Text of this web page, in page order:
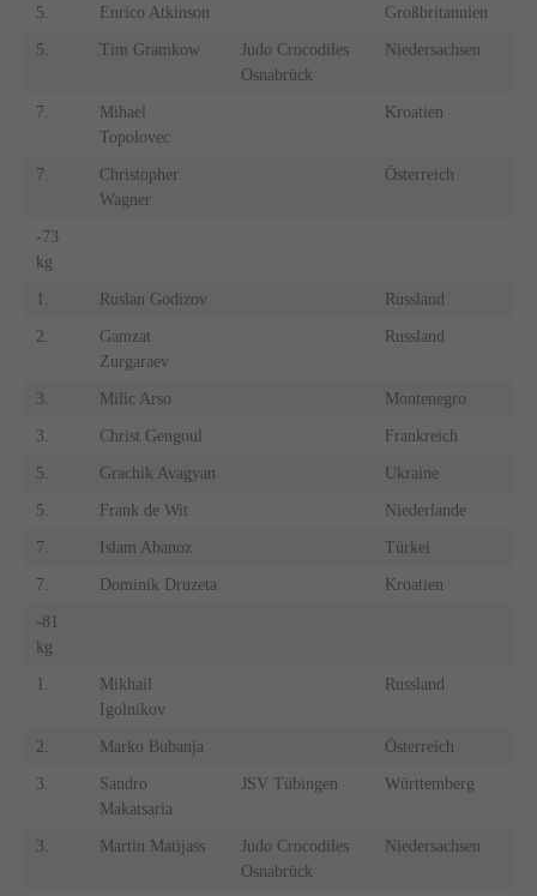
5. Enrico Atkinson Großbritannien
5. Tim Gramkow
Judo Crocodiles
Osnabrück
Niedersachsen
7.
Mihael
Topolovec
Kroatien
7.
Christopher
Wagner
Österreich
-73
kg
1. Ruslan Godizov Russland
2.
Gamzat
Zurgaraev
Russland
3. Milic Arso Montenegro
3. Christ Gengoul Frankreich
5. Grachik Avagyan Ukraine
5. Frank de Wit Niederlande
7. Islam Abanoz Türkei
7. Dominik Druzeta Kroatien
-81
kg
1.
Mikhail
Igolnikov
Russland
2. Marko Bubanja Österreich
3.
Sandro
Makatsaria
JSV Tübingen Württemberg
3. Martin Matijass
Judo Crocodiles
Osnabrück
Niedersachsen